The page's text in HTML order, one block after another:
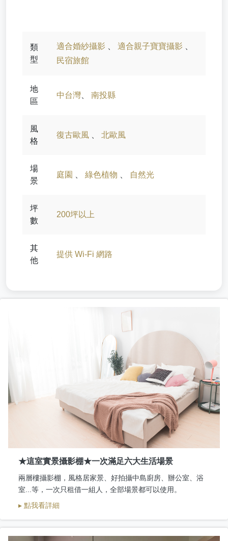
類
型
適合婚紗攝影 適合親子寶寶攝影
民宿旅館
地
區
中台灣 南投縣
風
格
復古歐風 北歐風
場
景
庭園 綠色植物 自然光
坪
數
200坪以上
其
他
提供 Wi-Fi 網路
★這室實景攝影棚★一次滿足六大生活場景
兩層樓攝影棚，風格居家景、好拍攝中島廚房、辦公室、浴
室...等，一次只租借一組人，全部場景都可以使用。
▸ 點我看詳細